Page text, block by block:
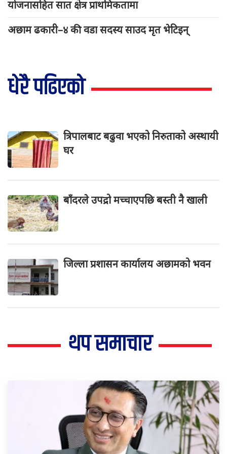
योजनासहित सात क्षेत्र प्राथमिकतामा
अछाम ढकारी–४ की वडा सदस्य साउद मृत भेटिइन्
धेरै पढिएको
त्रिपालबाट बढुवा भएको निरुताको अस्थायी
घर
बाँदरले उपद्रो मच्चाएपछि बस्ती नै खाली
जिल्ला प्रशासन कार्यालय अछामको भवन
थप समाचार